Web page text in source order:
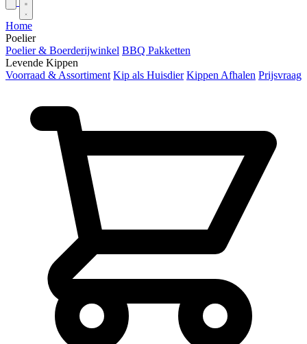
Home
Poelier
Poelier & Boerderijwinkel BBQ Pakketten
Levende Kippen
Voorraad & Assortiment Kip als Huisdier Kippen Afhalen Prijsvraag